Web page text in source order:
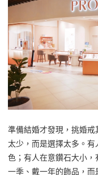
準備結婚才發現，挑婚
太少，而是選擇太多。
色；有人在意鑽石大小
一季、戴一年的飾品，